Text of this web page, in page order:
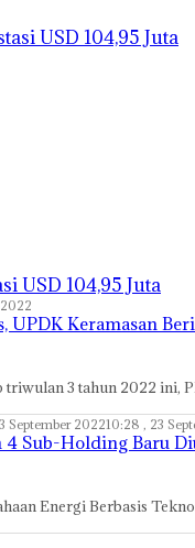
USD 104,95 Juta
UPDK Keramasan
3 tahun 2022 ini,
September 202210:28 , 23
4 Sub-Holding Baru
Energi Berbasis